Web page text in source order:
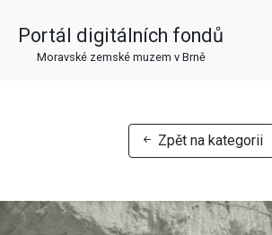
Portál digitálních fondů
Moravské zemské muzem v Brně
Zpět na kategorii